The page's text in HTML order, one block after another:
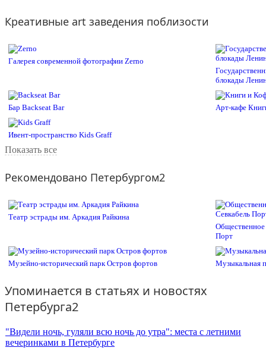
Креативные art заведения поблизости
Галерея современной фотографии Zerno
блокады
Бар Backseat Bar Арт-кафе
Ивент-пространство Kids Graff
Показать все
Рекомендовано Петербургом2
Театр эстрады им. Аркадия Райкина
Общественное
Порт
Музейно-исторический парк Остров фортов Музыкальная
Упоминается в статьях и новостях
Петербурга2
"Видели ночь, гуляли всю ночь до утра": места с летними
вечеринками в Петербурге